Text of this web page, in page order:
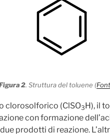
2. Struttura del toluene (
clorosolforico (ClSO3H), il
con formazione
prodotti di reazione.